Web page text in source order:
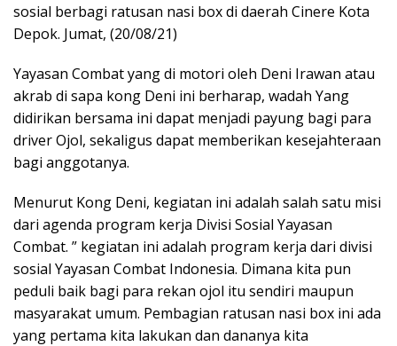
sosial berbagi ratusan nasi box di daerah Cinere Kota
Depok. Jumat, (20/08/21)
Yayasan Combat yang di motori oleh Deni Irawan atau
akrab di sapa kong Deni ini berharap, wadah Yang
didirikan bersama ini dapat menjadi payung bagi para
driver Ojol, sekaligus dapat memberikan kesejahteraan
bagi anggotanya.
Menurut Kong Deni, kegiatan ini adalah salah satu misi
dari agenda program kerja Divisi Sosial Yayasan
Combat. ” kegiatan ini adalah program kerja dari divisi
sosial Yayasan Combat Indonesia. Dimana kita pun
peduli baik bagi para rekan ojol itu sendiri maupun
masyarakat umum. Pembagian ratusan nasi box ini ada
yang pertama kita lakukan dan dananya kita